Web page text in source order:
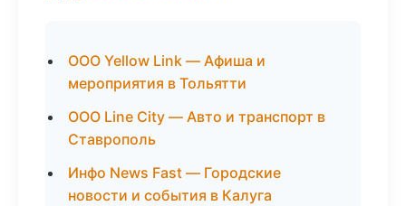
ООО Yellow Link — Афиша и
мероприятия в Тольятти
ООО Line City — Авто и транспорт в
Ставрополь
Инфо News Fast — Городские
новости и события в Калуга